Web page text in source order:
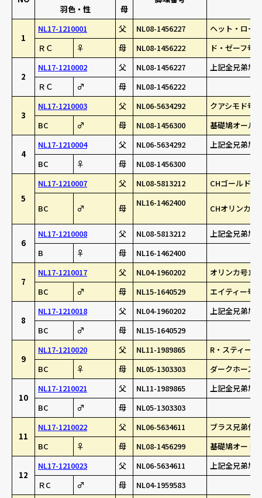
羽色・性
母
1
NL17-1210001 父 NL08-1456227
ヘット・ロー
ＲＣ
♀ 母 NL08-1456222 ド・ゼーフ号
2
NL17-1210002 父 NL08-1456227
上記全兄弟鳩(
ＲＣ
♂ 母 NL08-1456222
3
NL17-1210003 父 NL06-5634292
クアシモド号
BC
♂ 母 NL08-1456300 基礎鳩オール
4
NL17-1210004 父 NL06-5634292
上記全兄弟鳩(
BC
♀ 母 NL08-1456300
5
NL17-1210007 父 NL08-5813212 CHゴールド・
BC ♂ 母
NL16-1462400
CHオリンカ
6
NL17-1210008 父 NL08-5813212
上記全兄弟鳩(
B
♀ 母 NL16-1462400
7
NL17-1210017 父 NL04-1960202
オリンカ号14
BC
♂ 母 NL15-1640529 エイティー号
8
NL17-1210018 父 NL04-1960202
上記全兄弟鳩(
BC
♂ 母 NL15-1640529
9
NL17-1210020 父 NL11-1989865
R・スティー
BC
♀ 母 NL05-1303303 ダークホース
10
NL17-1210021 父 NL11-1989865
上記全兄弟鳩(
BC
♂ 母 NL05-1303303
11
NL17-1210022 父 NL06-5634611
ブラス兄弟作
BC
♀ 母 NL08-1456299 基礎鳩オード
12
NL17-1210023 父 NL06-5634611
上記全兄弟鳩(
ＲC
♂ 母 NL04-1959583